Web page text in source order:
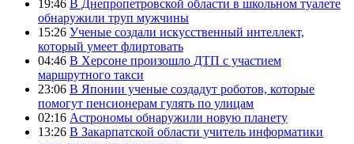
19:46 В Днепропетровской области в школьном туалете
обнаружили труп мужчины
15:26 Ученые создали искусственный интеллект,
который умеет флиртовать
04:46 В Херсоне произошло ДТП с участием
маршрутного такси
23:06 В Японии ученые создадут роботов, которые
помогут пенсионерам гулять по улицам
02:16 Астрономы обнаружили новую планету
13:26 В Закарпатской области учитель информатики